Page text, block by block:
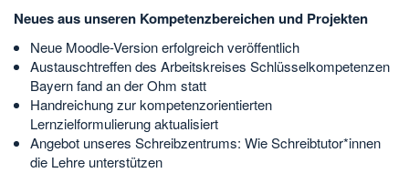
Neues aus unseren Kompetenzbereichen und Projekten
Neue Moodle-Version erfolgreich veröffentlich
Austauschtreffen des Arbeitskreises Schlüsselkompetenzen
Bayern fand an der Ohm statt
Handreichung zur kompetenzorientierten
Lernzielformulierung aktualisiert
Angebot unseres Schreibzentrums: Wie Schreibtutor*innen
die Lehre unterstützen